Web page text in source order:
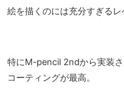
絵を描くのには充分すぎるレ
特にM-pencil 2ndから実装
コーティングが最高。